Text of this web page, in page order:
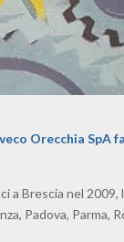
Orecchia SpA
a Brescia nel
Padova, Parma,